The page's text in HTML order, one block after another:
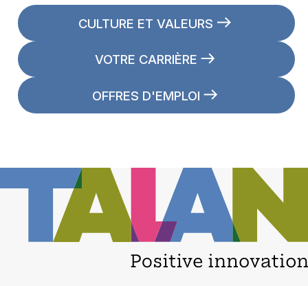
CULTURE ET VALEURS
VOTRE CARRIÈRE
OFFRES D'EMPLOI